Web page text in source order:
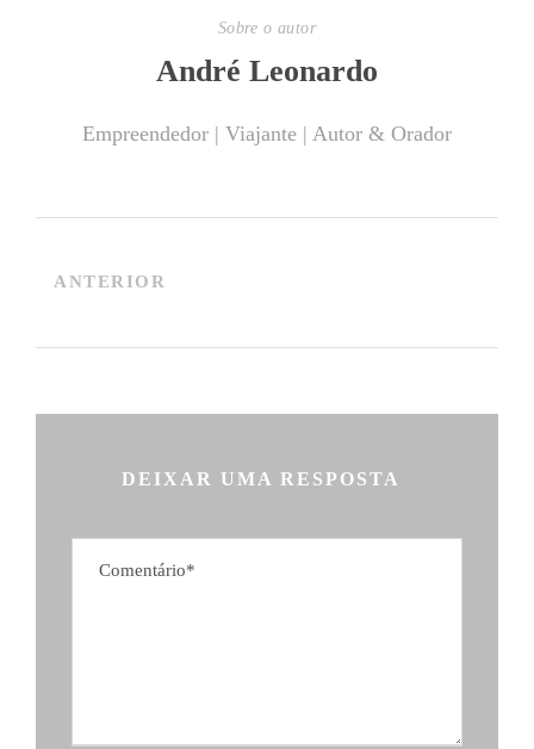
Sobre o autor
André Leonardo
Empreendedor | Viajante | Autor & Orador
ANTERIOR
DEIXAR UMA RESPOSTA